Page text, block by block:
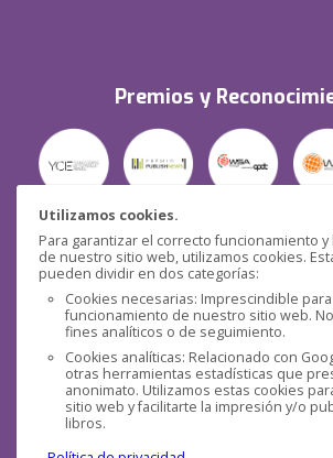
Utilizamos cookies.
Para garantizar el correcto funcionamiento
de nuestro sitio web, utilizamos cookies.
pueden dividir en dos categorías:
Cookies necesarias: Imprescindible
funcionamiento de nuestro sitio web.
fines analíticos o de seguimiento.
Cookies analíticas: Relacionado con
otras herramientas estadísticas que
anonimato. Utilizamos estas cookies
sitio web y facilitarte la impresión y/o
libros.
Premios y
Seguridad
Redes sociales